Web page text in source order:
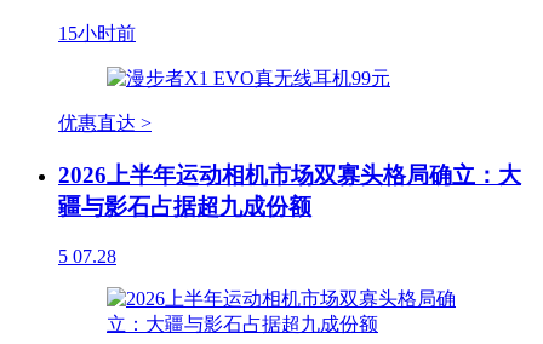
15小时前
优惠直达 >
2026上半年运动相机市场双寡头格局确立：大
疆与影石占据超九成份额
5 07.28